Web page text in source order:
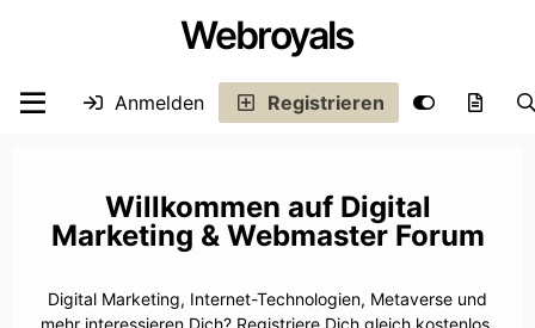
Webroyals
Anmelden Registrieren
Digital
Marketing & Webmaster Forum
Digital Marketing, Internet-Technologien, Metaverse und
mehr interessieren Dich? Registriere Dich gleich kostenlos,